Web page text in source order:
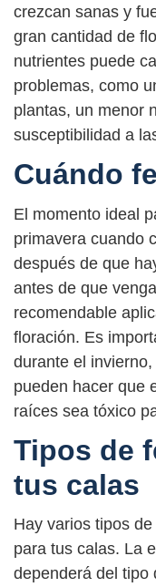
crezcan sanas y
gran cantidad de
nutrientes puede
problemas, como
plantas, un menor
susceptibilidad a
Cuándo
El momento ideal
primavera cuando
después de que
antes de que
recomendable
floración. Es
durante el
pueden hacer que
raíces sea tóxico
Tipos de
tus calas
Hay varios tipos
para tus calas. La
dependerá del tipo